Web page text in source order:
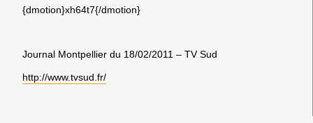
{dmotion}xh64t7{/dmotion}
Journal Montpellier du 18/02/2011 – TV Sud
http://www.tvsud.fr/